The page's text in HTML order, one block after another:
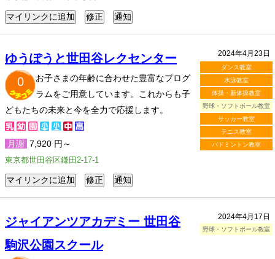
2024年4月23日
ダンス教室
水泳教室
体操・新体操教室
野球・ソフトボール教室
サッカー教室
テニス教室
バドミントン教室
ゆうぽうと世田谷レクセンター
0
お子さまの年齢に合わせた豊富なプログ
ラムをご用意しています。これからも子
どもたちの未来と今を全力で応援します。
月謝 7,920 円～
東京都世田谷区鎌田2-17-1
2024年4月17日
野球・ソフトボール教室
ジャイアンツアカデミー 世田谷
駒沢公園スクール